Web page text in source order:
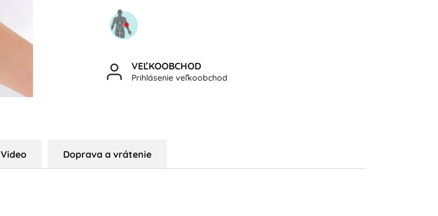
VEĽKOOBCHOD
Prihlásenie veľkoobchod
Video Doprava a vrátenie